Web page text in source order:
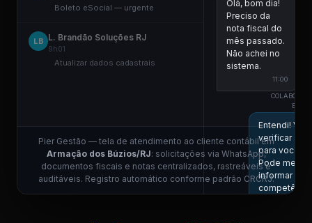
Boleto eSocial — urgente
LB L. Brandão Soluções RJ
9h01
Atualizar dados cadastrais
Olá, bom dia!
Preciso da
nota fiscal do
mês passado.
Não achei no
sistema.
11:00
Entendi! Vou
verificar aqui
para você.
Pode me
informar a
Pier Gestão — tela de atendimento ao cliente contábil em
Armação dos Búzios/RJ: solicitações via WhatsApp,
documentos fiscais e notas centralizados, rastreáveis e
auditáveis. Registro automático conforme padrão CRCRJ.